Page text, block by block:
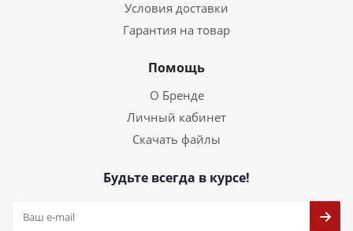
Условия доставки
Гарантия на товар
Помощь
О Бренде
Личный кабинет
Скачать файлы
Будьте всегда в курсе!